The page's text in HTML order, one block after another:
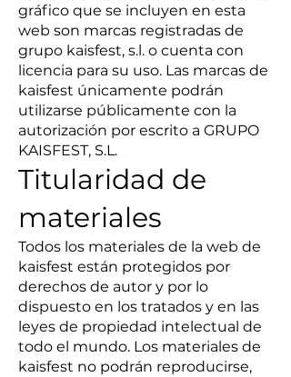
gráfico que se incluyen en esta
web son marcas registradas de
grupo kaisfest, s.l. o cuenta con
licencia para su uso. Las marcas de
kaisfest únicamente podrán
utilizarse públicamente con la
autorización por escrito a GRUPO
KAISFEST, S.L.
Titularidad de
materiales
Todos los materiales de la web de
kaisfest están protegidos por
derechos de autor y por lo
dispuesto en los tratados y en las
leyes de propiedad intelectual de
todo el mundo. Los materiales de
kaisfest no podrán reproducirse,